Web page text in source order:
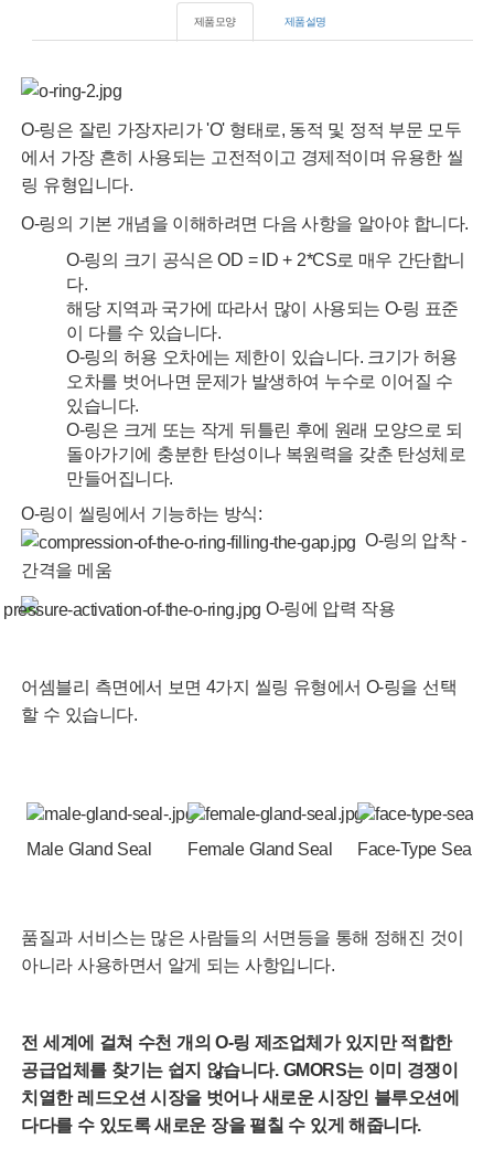
제품모양 제품설명
O-링은 잘린 가장자리가 'O' 형태로, 동적 및 정적 부문 모두
에서 가장 흔히 사용되는 고전적이고 경제적이며 유용한 씰
링 유형입니다.
O-링의 기본 개념을 이해하려면 다음 사항을 알아야 합니다.
O-링의 크기 공식은 OD = ID + 2*CS로 매우 간단합니
다.
해당 지역과 국가에 따라서 많이 사용되는 O-링 표준
이 다를 수 있습니다.
O-링의 허용 오차에는 제한이 있습니다. 크기가 허용
오차를 벗어나면 문제가 발생하여 누수로 이어질 수
있습니다.
O-링은 크게 또는 작게 뒤틀린 후에 원래 모양으로 되
돌아가기에 충분한 탄성이나 복원력을 갖춘 탄성체로
만들어집니다.
O-링이 씰링에서 기능하는 방식:
O-링의 압착 -
간격을 메움
O-링에 압력 작용
어셈블리 측면에서 보면 4가지 씰링 유형에서 O-링을 선택
할 수 있습니다.
Male Gland Seal Female Gland Seal Face-Type Seal
품질과 서비스는 많은 사람들의 서면등을 통해 정해진 것이
아니라 사용하면서 알게 되는 사항입니다.
전 세계에 걸쳐 수천 개의 O-링 제조업체가 있지만 적합한
공급업체를 찾기는 쉽지 않습니다. GMORS는 이미 경쟁이
치열한 레드오션 시장을 벗어나 새로운 시장인 블루오션에
다다를 수 있도록 새로운 장을 펼칠 수 있게 해줍니다.